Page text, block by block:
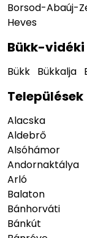
Borsod-Abaúj-
Heves
Bükk-
Bükk Bükkalja
Települések
Alacska
Aldebrő
Alsóhámor
Andornaktálya
Arló
Balaton
Bánhorváti
Bánkút